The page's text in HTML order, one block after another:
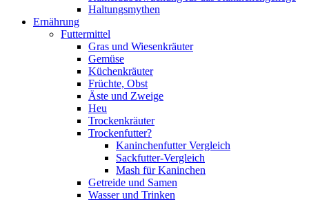
Haltungsmythen
Ernährung
Futtermittel
Gras und Wiesenkräuter
Gemüse
Küchenkräuter
Früchte, Obst
Äste und Zweige
Heu
Trockenkräuter
Trockenfutter?
Kaninchenfutter Vergleich
Sackfutter-Vergleich
Mash für Kaninchen
Getreide und Samen
Wasser und Trinken